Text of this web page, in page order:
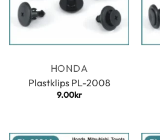
HONDA
Plastklips PL-2008
9.00kr